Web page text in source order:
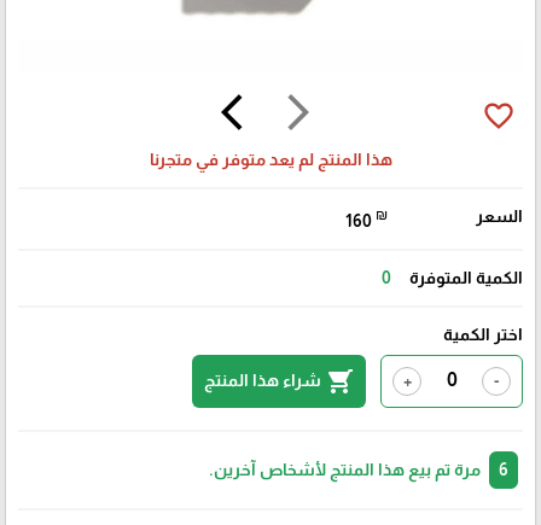
arrow_forward_ios
arrow_back_ios favorite_border
هذا المنتج لم يعد متوفر في متجرنا
السعر 160 ₪
الكمية المتوفرة 0
اختر الكمية
-
+
shopping_cart شراء هذا المنتج
مرة تم بيع هذا المنتج لأشخاص آخرين.